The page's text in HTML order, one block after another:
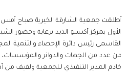
أطلقت جمعية الشارقة الخيرية صباح
الأول بمركز أكسبو الذيد برعاية وحضور
القاسمي رئيس دائرة الإحصاء والتنمية
من عدد من الجهات والدوائر
خادم المدير التنفيذي للجمعية ولفيف